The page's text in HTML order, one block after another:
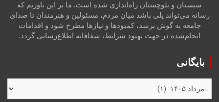
سیستان و بلوچستان راه‌اندازی شده است. ما بر این باوریم که
رسانه می‌تواند پلی باشد میان مردم، مسئولین و هنرمندان تا صدای
جامعه به گوش برسد، کمبودها و نیازها مطرح شود و اقدامات
انجام‌شده در جهت بهبود شرایط، شفافانه اطلاع‌رسانی گردد.
بایگانی